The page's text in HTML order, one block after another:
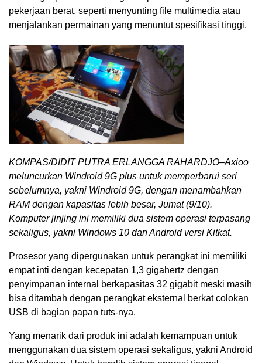
pekerjaan berat, seperti menyunting file multimedia atau
menjalankan permainan yang menuntut spesifikasi tinggi.
KOMPAS/DIDIT PUTRA ERLANGGA RAHARDJO–Axioo
meluncurkan Windroid 9G plus untuk memperbarui seri
sebelumnya, yakni Windroid 9G, dengan menambahkan
RAM dengan kapasitas lebih besar, Jumat (9/10).
Komputer jinjing ini memiliki dua sistem operasi terpasang
sekaligus, yakni Windows 10 dan Android versi Kitkat.
Prosesor yang dipergunakan untuk perangkat ini memiliki
empat inti dengan kecepatan 1,3 gigahertz dengan
penyimpanan internal berkapasitas 32 gigabit meski masih
bisa ditambah dengan perangkat eksternal berkat colokan
USB di bagian papan tuts-nya.
Yang menarik dari produk ini adalah kemampuan untuk
menggunakan dua sistem operasi sekaligus, yakni Android